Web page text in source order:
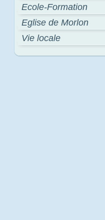
Ecole-Formation
Eglise de Morlon
Vie locale